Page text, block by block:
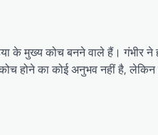
के मुख्य कोच बनने वाले हैं।
होने का कोई अनुभव नहीं है,